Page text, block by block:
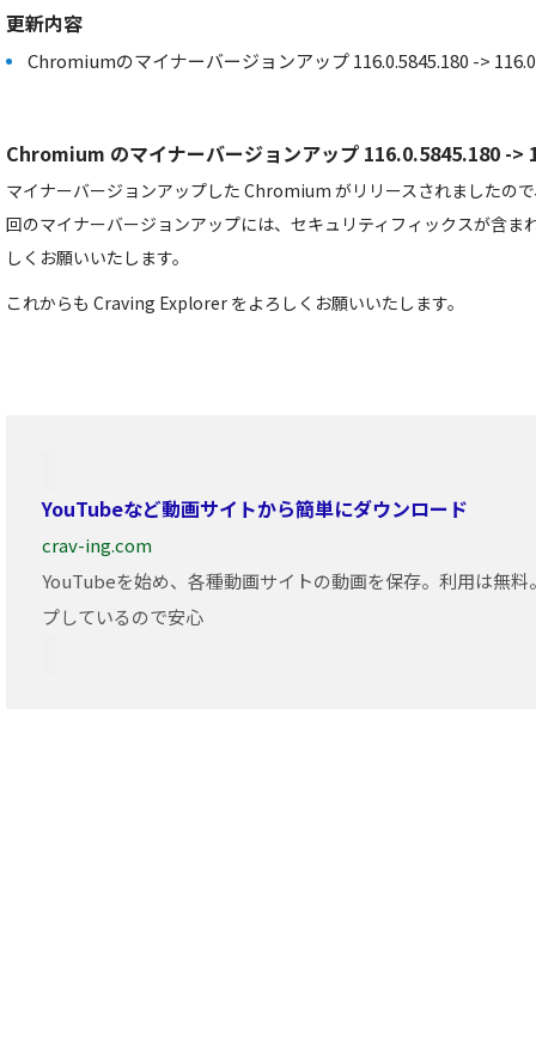
更新内容
Chromiumのマイナーバージョンアップ 116.0.5845.180 ->
Chromium のマイナーバージョンアップ 116.0.5845.180 ->
マイナーバージョンアップした Chromium がリリースされましたの
回のマイナーバージョンアップには、セキュリティフィックスが含ま
しくお願いいたします。
これからも Craving Explorer をよろしくお願いいたします。
YouTubeなど動画サイトから簡単にダウンロード
crav-ing.com
YouTubeを始め、各種動画サイトの動画を保存。利用は無
プしているので安心